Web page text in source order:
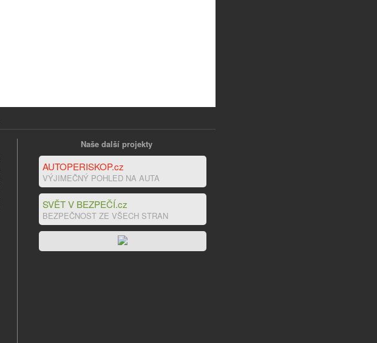
Naše další projekty
AUTOPERISKOP.cz
VÝJIMEČNÝ POHLED NA AUTA
SVĚT V BEZPEČÍ.cz
BEZPEČNOST ZE VŠECH STRAN